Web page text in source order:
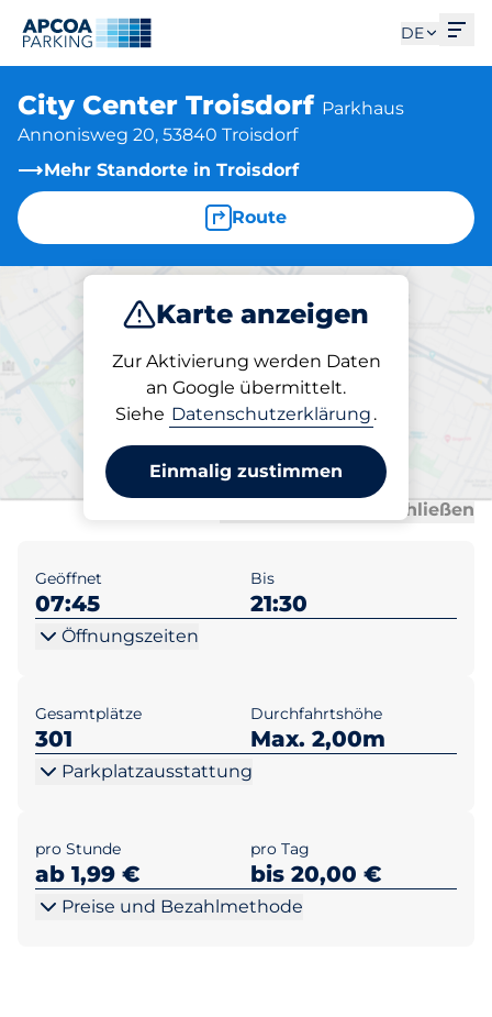
DE
City Center Troisdorf Parkhaus
Annonisweg 20, 53840 Troisdorf
Mehr Standorte in Troisdorf
Route
Karte anzeigen
Zur Aktivierung werden Daten
an Google übermittelt.
Siehe Datenschutzerklärung .
Einmalig zustimmen
Parken Abo
Parken am Standort
City Center Troisdorf
Alle schließen
Geöffnet
07:45
Bis
21:30
Öffnungszeiten
Gesamtplätze
301
Durchfahrtshöhe
Max. 2,00m
Parkplatzausstattung
pro Stunde
ab 1,99 €
pro Tag
bis 20,00 €
Preise und Bezahlmethode